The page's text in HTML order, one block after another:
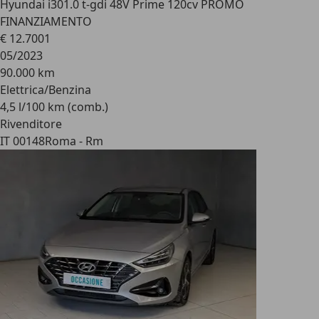
Hyundai i301.0 t-gdi 48V Prime 120cv PROMO
FINANZIAMENTO
€ 12.7001
05/2023
90.000 km
Elettrica/Benzina
4,5 l/100 km (comb.)
Rivenditore
IT 00148Roma - Rm